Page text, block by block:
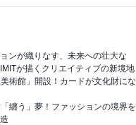
ンが織りなす、未来への壮大な
が描くクリエイティブの新境地
術館」開設！カードが文化財にな
纏う」夢！ファッションの境界を